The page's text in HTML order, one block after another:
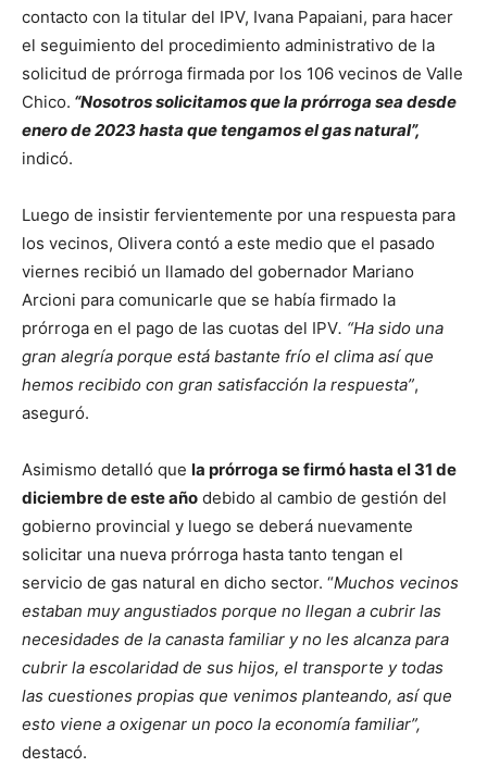
contacto con la titular del IPV, Ivana Papaiani, para hacer
el seguimiento del procedimiento administrativo de la
solicitud de prórroga firmada por los 106 vecinos de Valle
Chico. “Nosotros solicitamos que la prórroga sea desde
enero de 2023 hasta que tengamos el gas natural”,
indicó.
Luego de insistir fervientemente por una respuesta para
los vecinos, Olivera contó a este medio que el pasado
viernes recibió un llamado del gobernador Mariano
Arcioni para comunicarle que se había firmado la
prórroga en el pago de las cuotas del IPV. “Ha sido una
gran alegría porque está bastante frío el clima así que
hemos recibido con gran satisfacción la respuesta”,
aseguró.
Asimismo detalló que la prórroga se firmó hasta el 31 de
diciembre de este año debido al cambio de gestión del
gobierno provincial y luego se deberá nuevamente
solicitar una nueva prórroga hasta tanto tengan el
servicio de gas natural en dicho sector. “Muchos vecinos
estaban muy angustiados porque no llegan a cubrir las
necesidades de la canasta familiar y no les alcanza para
cubrir la escolaridad de sus hijos, el transporte y todas
las cuestiones propias que venimos planteando, así que
esto viene a oxigenar un poco la economía familiar”,
destacó.